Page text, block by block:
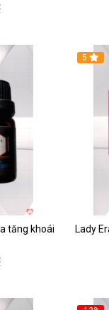
tăng khoái
5
Lady